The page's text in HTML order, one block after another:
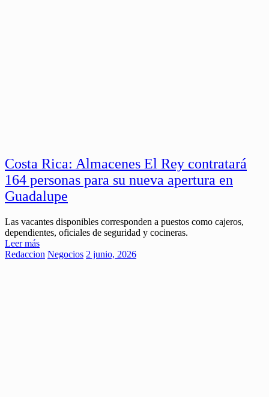
Costa Rica: Almacenes El Rey contratará
164 personas para su nueva apertura en
Guadalupe
Las vacantes disponibles corresponden a puestos como cajeros,
dependientes, oficiales de seguridad y cocineras.
Leer más
Redaccion Negocios 2 junio, 2026